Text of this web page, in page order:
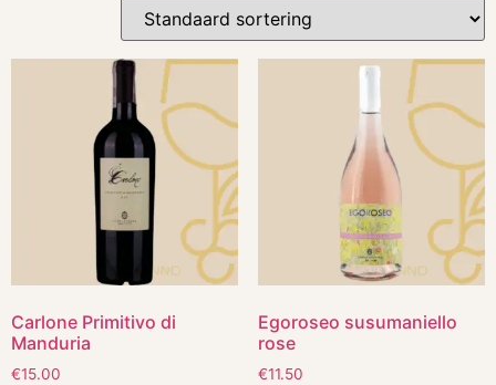
Carlone Primitivo di
Manduria
€15.00
Egoroseo susumaniello
rose
€11.50